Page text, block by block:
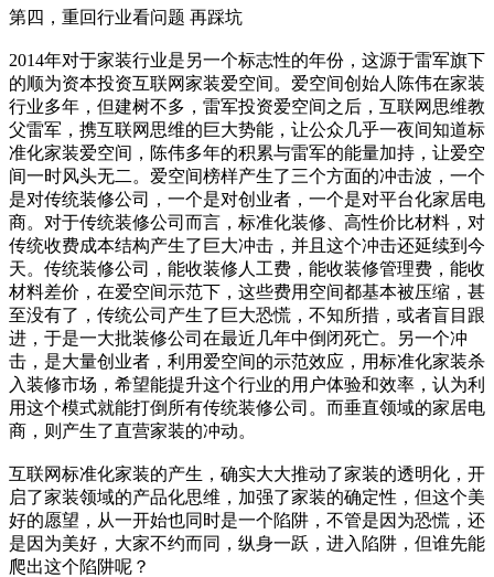
第四，重回行业看问题 再踩坑
2014年对于家装行业是另一个标志性的年份，这源于雷军旗下
的顺为资本投资互联网家装爱空间。爱空间创始人陈伟在家装
行业多年，但建树不多，雷军投资爱空间之后，互联网思维教
父雷军，携互联网思维的巨大势能，让公众几乎一夜间知道标
准化家装爱空间，陈伟多年的积累与雷军的能量加持，让爱空
间一时风头无二。爱空间榜样产生了三个方面的冲击波，一个
是对传统装修公司，一个是对创业者，一个是对平台化家居电
商。对于传统装修公司而言，标准化装修、高性价比材料，对
传统收费成本结构产生了巨大冲击，并且这个冲击还延续到今
天。传统装修公司，能收装修人工费，能收装修管理费，能收
材料差价，在爱空间示范下，这些费用空间都基本被压缩，甚
至没有了，传统公司产生了巨大恐慌，不知所措，或者盲目跟
进，于是一大批装修公司在最近几年中倒闭死亡。另一个冲
击，是大量创业者，利用爱空间的示范效应，用标准化家装杀
入装修市场，希望能提升这个行业的用户体验和效率，认为利
用这个模式就能打倒所有传统装修公司。而垂直领域的家居电
商，则产生了直营家装的冲动。
互联网标准化家装的产生，确实大大推动了家装的透明化，开
启了家装领域的产品化思维，加强了家装的确定性，但这个美
好的愿望，从一开始也同时是一个陷阱，不管是因为恐慌，还
是因为美好，大家不约而同，纵身一跃，进入陷阱，但谁先能
爬出这个陷阱呢？